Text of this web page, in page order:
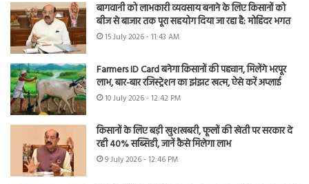
बागवानी को लाभकारी व्यवसाय बनाने के लिए किसानों को
बीज से बाजार तक पूरा सहयोग दिया जा रहा है: मोहिंदर भगत
15 July 2026 - 11:43 AM
Farmers ID Card बनेगा किसानों की पहचान, मिलेंगे भरपूर
लाभ, बार-बार रजिस्ट्रेशन का झंझट खत्म, ऐसे करें अप्लाई
10 July 2026 - 12:42 PM
किसानों के लिए बड़ी खुशखबरी, फूलों की खेती पर सरकार दे
रही 40% सब्सिडी, जानें कैसे मिलेगा लाभ
9 July 2026 - 12:46 PM